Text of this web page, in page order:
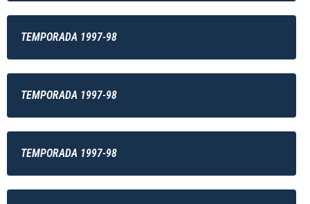
TEMPORADA 1997-98
TEMPORADA 1997-98
TEMPORADA 1997-98